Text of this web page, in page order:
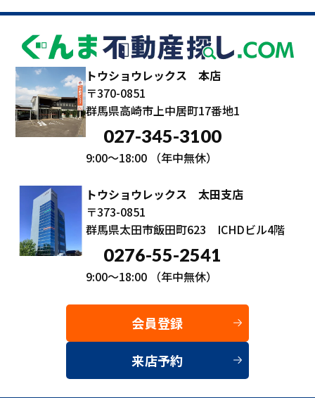
トウショウレックス 本店
〒370-0851
群馬県高崎市上中居町17番地1
027-345-3100
9:00～18:00 （年中無休）
トウショウレックス 太田支店
〒373-0851
群馬県太田市飯田町623 ICHDビル4階
0276-55-2541
9:00～18:00 （年中無休）
会員登録
来店予約